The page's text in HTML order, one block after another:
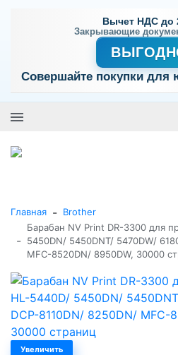
Вычет НДС до
Закрывающие
Совершайте покупки для
Главная - Brother
-
Барабан NV Print DR-3300 для
5450DN/ 5450DNT/ 5470DW/
MFC-8520DN/ 8950DW, 30000
Увеличить